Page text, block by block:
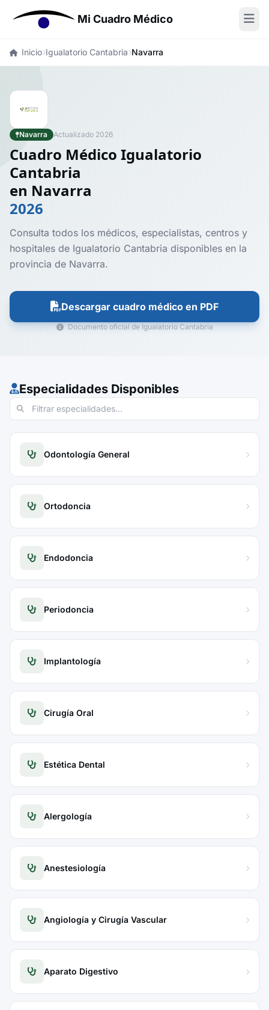
Mi Cuadro Médico
Inicio Igualatorio Cantabria Navarra
Navarra Actualizado 2026
Cuadro Médico Igualatorio
Cantabria
en Navarra
2026
Consulta todos los médicos, especialistas, centros y
hospitales de Igualatorio Cantabria disponibles en la
provincia de Navarra.
Descargar cuadro médico en PDF
Documento oficial de Igualatorio Cantabria
Especialidades Disponibles
Odontología General
Ortodoncia
Endodoncia
Periodoncia
Implantología
Cirugía Oral
Estética Dental
Alergología
Anestesiología
Angiología y Cirugía Vascular
Aparato Digestivo